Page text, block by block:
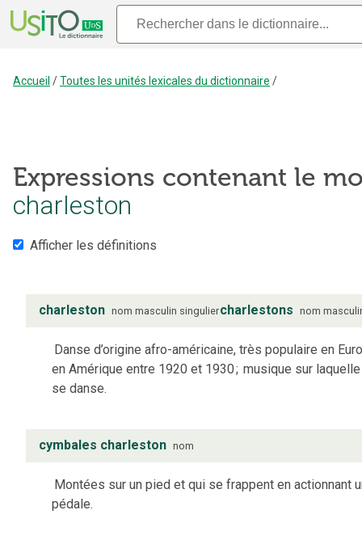
Accueil /Toutes les unités lexicales du dictionnaire /
Expressions contenant le
charleston
Afficher les définitions
charleston nom masculin singuliercharlestons nom
Danse d’origine afro-américaine, très populaire en
en Amérique entre 1920 et 1930; musique sur
se danse.
cymbales charleston nom
Montées sur un pied et qui se frappent en actionnant
pédale.